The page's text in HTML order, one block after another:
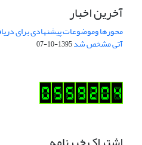
آخرین اخبار
محورها وموضوعات پیشنهادی برای
آتی مشخص شد1395-10-07